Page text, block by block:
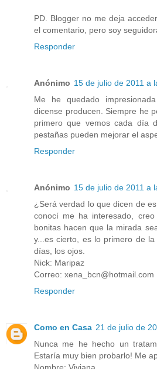
PD. Blogger no me deja
el comentario, pero soy
Responder
Anónimo 15 de julio de 2011 a
Me he quedado
dicense producen. Siempre he
primero que vemos cada día
pestañas pueden mejorar el
Responder
Anónimo 15 de julio de 2011 a
¿Será verdad lo que dicen de
conocí me ha interesado,
bonitas hacen que la mirada
y...es cierto, es lo primero de
días, los ojos.
Nick: Maripaz
Correo: xena_bcn@hotmail.com
Responder
Como en Casa 21 de julio de
Nunca me he hecho un
Estaría muy bien probarlo! Me
Nombre: Viviana